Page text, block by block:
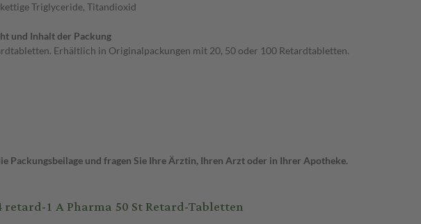
Triglyceride, Titandioxid
und Inhalt der Packung
Erhältlich in Originalpackungen mit 20, 50 oder 100 Retardtabletten.
Packungsbeilage und fragen Sie Ihre Ärztin, Ihren Arzt oder in Ihrer Apotheke.
1 A Pharma 50 St Retard-Tabletten